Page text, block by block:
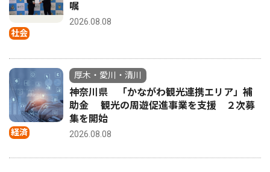
社会
嘱
2026.08.08
経済
厚木・愛川・清川
神奈川県 「かながわ観光連携エリア」補
助金 観光の周遊促進事業を支援 ２次募
集を開始
2026.08.08